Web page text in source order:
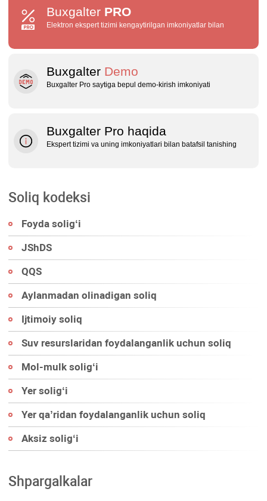
Buxgalter PRO
Elektron ekspert tizimi kengaytirilgan imkoniyatlar bilan
Buxgalter Demo
Buxgalter Pro saytiga bepul demo‑kirish imkoniyati
Buxgalter Pro haqida
Ekspert tizimi va uning imkoniyatlari bilan batafsil tanishing
Soliq kodeksi
Foyda soligʻi
JShDS
QQS
Aylanmadan olinadigan soliq
Ijtimoiy soliq
Suv resurslaridan foydalanganlik uchun soliq
Mol-mulk soligʻi
Yer soligʻi
Yer qa’ridan foydalanganlik uchun soliq
Aksiz soligʻi
Shpargalkalar